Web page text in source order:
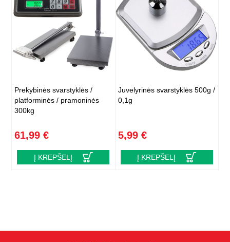
Prekybinės svarstyklės /
platforminės / pramoninės
300kg
61,99 €
Į KREPŠELĮ
Juvelyrinės svarstyklės 500g /
0,1g
5,99 €
Į KREPŠELĮ